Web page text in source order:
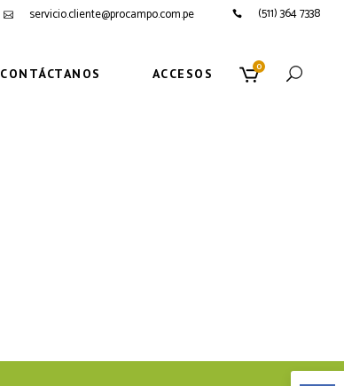
servicio.cliente@procampo.com.pe (511) 364 7338
0
CONTÁCTANOS ACCESOS